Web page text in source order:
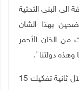
البنى التحتية
بهذا الشان
الخان الأحمر
دولتنا".
بينما قال عضو الكنيست كوهين "يمكن خلال ثانية تفكيك 15